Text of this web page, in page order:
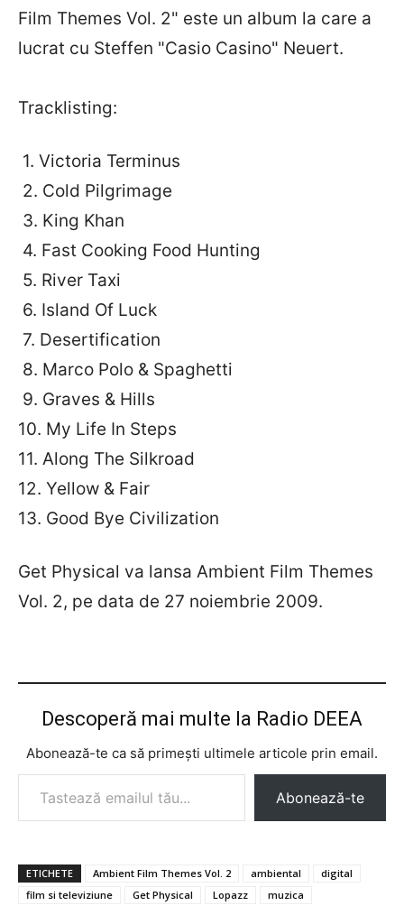
Film Themes Vol. 2" este un album la care a
lucrat cu Steffen "Casio Casino" Neuert.
Tracklisting:
1. Victoria Terminus
2. Cold Pilgrimage
3. King Khan
4. Fast Cooking Food Hunting
5. River Taxi
6. Island Of Luck
7. Desertification
8. Marco Polo & Spaghetti
9. Graves & Hills
10. My Life In Steps
11. Along The Silkroad
12. Yellow & Fair
13. Good Bye Civilization
Get Physical va lansa Ambient Film Themes
Vol. 2, pe data de 27 noiembrie 2009.
Descoperă mai multe la Radio DEEA
Abonează-te ca să primești ultimele articole prin email.
Tastează emailul tău...
Abonează-te
ETICHETE Ambient Film Themes Vol. 2 ambiental
digital
film si televiziune
Get Physical Lopazz
muzica